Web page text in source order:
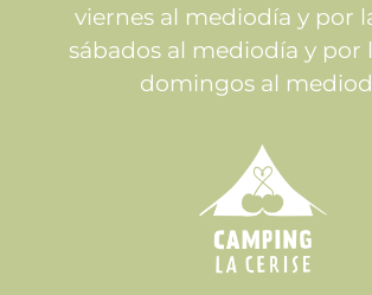
viernes al mediodía y por
sábados al mediodía y por
domingos al